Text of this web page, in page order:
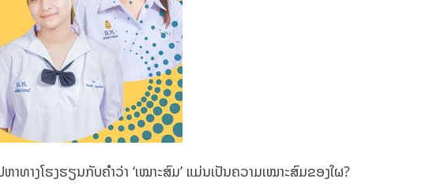
າງໂຮງຮຽນກັບຄໍາວ່າ ‘ເໝາະສົມ’ ແມ່ນເປັນຄວາມເໝາະສົມຂອງໃຜ?